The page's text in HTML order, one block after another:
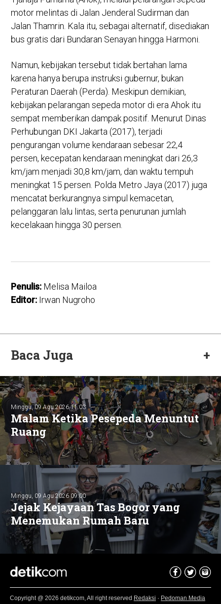
motor melintas di Jalan Jenderal Sudirman dan
Jalan Thamrin. Kala itu, sebagai alternatif, disediakan
bus gratis dari Bundaran Senayan hingga Harmoni.
Namun, kebijakan tersebut tidak bertahan lama
karena hanya berupa instruksi gubernur, bukan
Peraturan Daerah (Perda). Meskipun demikian,
kebijakan pelarangan sepeda motor di era Ahok itu
sempat memberikan dampak positif. Menurut Dinas
Perhubungan DKI Jakarta (2017), terjadi
pengurangan volume kendaraan sebesar 22,4
persen, kecepatan kendaraan meningkat dari 26,3
km/jam menjadi 30,8 km/jam, dan waktu tempuh
meningkat 15 persen. Polda Metro Jaya (2017) juga
mencatat berkurangnya simpul kemacetan,
pelanggaran lalu lintas, serta penurunan jumlah
kecelakaan hingga 30 persen.
Penulis: Melisa Mailoa
Editor: Irwan Nugroho
Baca Juga +
Minggu, 09 Agu 2026 11:03
Malam Ketika Pesepeda Menuntut
Ruang
Minggu, 09 Agu 2026 09:00
Jejak Kejayaan Tas Bogor yang
Menemukan Rumah Baru
Copyright @ 2026 detikcom, All right reserved Redaksi · Pedoman Media